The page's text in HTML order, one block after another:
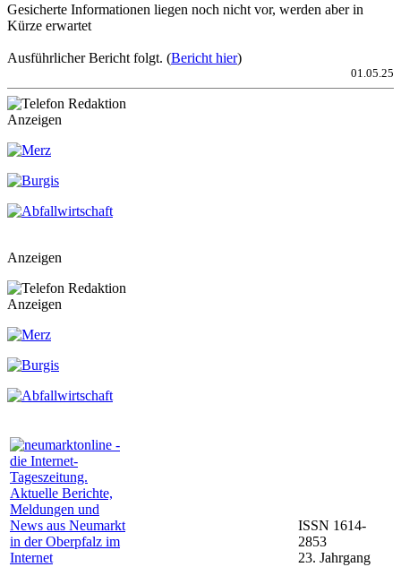
Gesicherte Informationen liegen noch nicht vor, werden aber in
Kürze erwartet
Ausführlicher Bericht folgt. (Bericht hier)
01.05.25
Anzeigen
Anzeigen
Anzeigen
ISSN 1614-
2853
23. Jahrgang